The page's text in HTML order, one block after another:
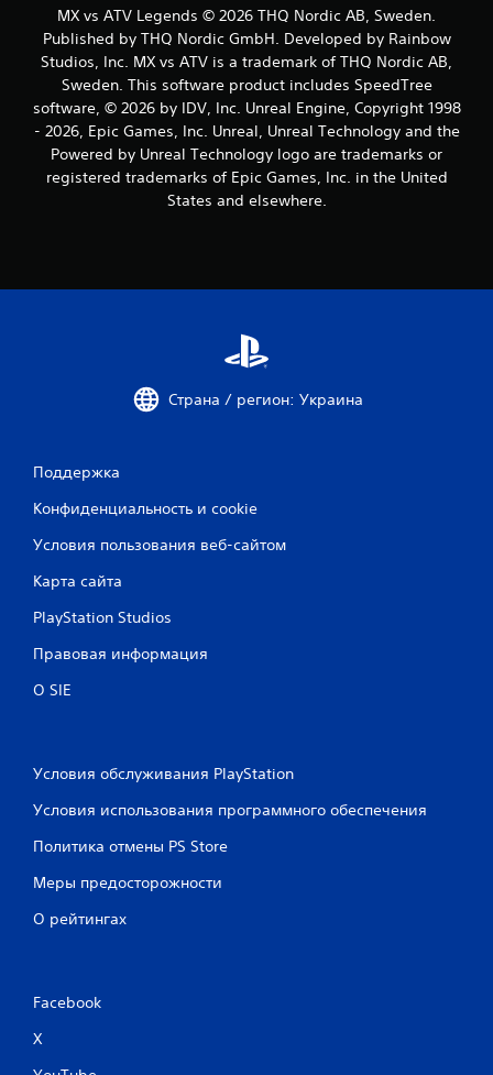
е
н
о
к
MX vs ATV Legends © 2026 THQ Nordic AB, Sweden.
Published by THQ Nordic GmbH. Developed by Rainbow
Studios, Inc. MX vs ATV is a trademark of THQ Nordic AB,
Sweden. This software product includes SpeedTree
software, © 2026 by IDV, Inc. Unreal Engine, Copyright 1998
- 2026, Epic Games, Inc. Unreal, Unreal Technology and the
Powered by Unreal Technology logo are trademarks or
registered trademarks of Epic Games, Inc. in the United
States and elsewhere.
Страна / регион: Украина
Поддержка
Конфиденциальность и cookie
Условия пользования веб-сайтом
Карта сайта
PlayStation Studios
Правовая информация
О SIE
Условия обслуживания PlayStation
Условия использования программного обеспечения
Политика отмены PS Store
Меры предосторожности
О рейтингах
Facebook
X